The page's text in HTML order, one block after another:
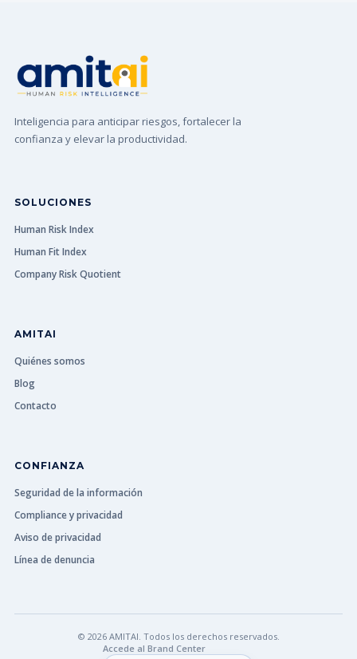
Inteligencia para anticipar riesgos, fortalecer la
confianza y elevar la productividad.
SOLUCIONES
Human Risk Index
Human Fit Index
Company Risk Quotient
AMITAI
Quiénes somos
Blog
Contacto
CONFIANZA
Seguridad de la información
Compliance y privacidad
Aviso de privacidad
Línea de denuncia
© 2026 AMITAI. Todos los derechos reservados.
Accede al Brand Center